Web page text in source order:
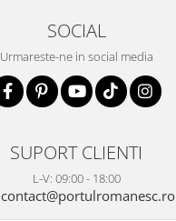
SOCIAL
Urmareste-ne in social media
SUPORT CLIENTI
L-V: 09:00 - 18:00
contact@portulromanesc.ro